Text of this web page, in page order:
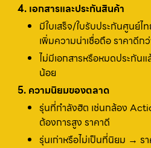
4. เอกสารและประกันสินค้า
มีใบเสร็จ/ใบรับประกันศูนย์
เพิ่มความน่าเชื่อถือ ราคาดีก
ไม่มีเอกสารหรือหมดประกัน
น้อย
5. ความนิยมของตลาด
รุ่นที่กำลังฮิต เช่นกล้อง
ต้องการสูง ราคาดี
รุ่นเก่าหรือไม่เป็นที่นิยม → ร